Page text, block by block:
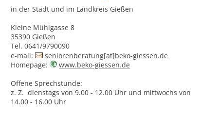
in der Stadt und im Landkreis Gießen
Kleine Mühlgasse 8
35390 Gießen
Tel. 0641/9790090
e-mail:
seniorenberatung[at]beko-giessen.de
Homepage:
www.beko-giessen.de
Offene Sprechstunde:
z. Z. dienstags von 9.00 - 12.00 Uhr und mittwochs von
14.00 - 16.00 Uhr